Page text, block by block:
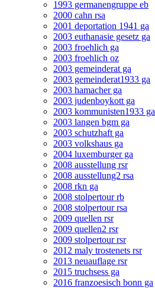
1993 germanengruppe eb
2000 cahn rsa
2001 deportation 1941 ga
2003 euthanasie gesetz ga
2003 froehlich ga
2003 froehlich oz
2003 gemeinderat ga
2003 gemeinderat1933 ga
2003 hamacher ga
2003 judenboykott ga
2003 kommunisten1933 ga
2003 langen bgm ga
2003 schutzhaft ga
2003 volkshaus ga
2004 luxemburger ga
2008 ausstellung rsr
2008 ausstellung2 rsa
2008 rkn ga
2008 stolpertour rb
2008 stolpertour rsa
2009 quellen rsr
2009 quellen2 rsr
2009 stolpertour rsr
2012 maly trostenets rsr
2013 neuauflage rsr
2015 truchsess ga
2016 franzoesisch bonn ga